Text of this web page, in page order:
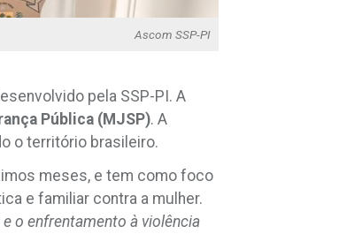
Ascom SSP-PI
pela SSP-PI. A
Pública (MJSP). A
o território brasileiro.
meses, e tem como foco
e familiar contra a mulher.
o enfrentamento à violência